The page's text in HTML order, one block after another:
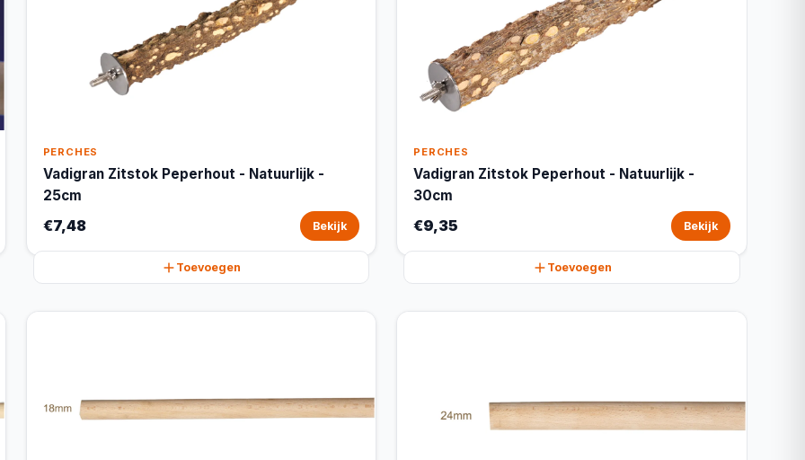
PERCHES
Vadigran Zitstok Peperhout - Natuurlijk -
25cm
€7,48 Bekijk
Toevoegen
PERCHES
Vadigran Zitstok Peperhout - Natuurlijk -
30cm
€9,35 Bekijk
Toevoegen